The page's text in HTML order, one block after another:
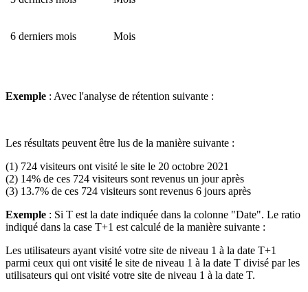
6 derniers mois Mois
Exemple : Avec l'analyse de rétention suivante :
Les résultats peuvent être lus de la manière suivante :
(1) 724 visiteurs ont visité le site le 20 octobre 2021
(2) 14% de ces 724 visiteurs sont revenus un jour après
(3) 13.7% de ces 724 visiteurs sont revenus 6 jours après
Exemple : Si T est la date indiquée dans la colonne "Date". Le ratio
indiqué dans la case T+1 est calculé de la manière suivante :
Les utilisateurs ayant visité votre site de niveau 1 à la date T+1
parmi ceux qui ont visité le site de niveau 1 à la date T divisé par les
utilisateurs qui ont visité votre site de niveau 1 à la date T.